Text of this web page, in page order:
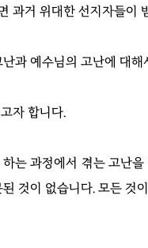
과거 위대한 선지자들이
과 예수님의 고난에 대해
자 합니다.
는 과정에서 겪는 고난
것이 없습니다. 모든 것